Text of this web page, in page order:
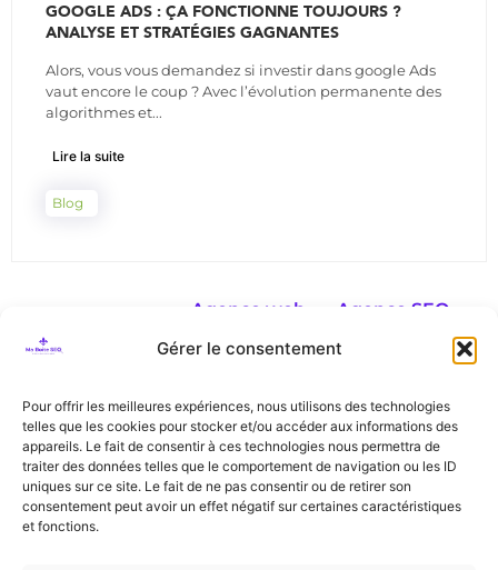
Gérer le consentement
Pour offrir les meilleures expériences, nous utilisons des technologies
telles que les cookies pour stocker et/ou accéder aux informations des
appareils. Le fait de consentir à ces technologies nous permettra de
traiter des données telles que le comportement de navigation ou les ID
uniques sur ce site. Le fait de ne pas consentir ou de retirer son
consentement peut avoir un effet négatif sur certaines caractéristiques
et fonctions.
GOOGLE ADS : ÇA FONCTIONNE TOUJOURS ?
ANALYSE ET STRATÉGIES GAGNANTES
Alors, vous vous demandez si investir dans google Ads
vaut encore le coup ? Avec l’évolution permanente des
algorithmes et...
Lire la suite
Blog
Agence web
Liège
Namur
Agence web
Mons
Agence web
Bruxelles
Partenaire de
Agence SEO
Liège
Namur
Agence SEO
Mons
Agence SEO
Bruxelles